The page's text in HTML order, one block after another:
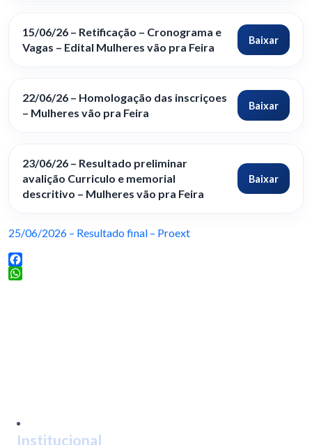
15/06/26 – Retificação – Cronograma e
Vagas – Edital Mulheres vão pra Feira
Baixar
22/06/26 – Homologação das inscriçoes
– Mulheres vão pra Feira
Baixar
23/06/26 – Resultado preliminar
avalição Curriculo e memorial
descritivo – Mulheres vão pra Feira
Baixar
25/06/2026 – Resultado final – Proext
Facebook
Institucional